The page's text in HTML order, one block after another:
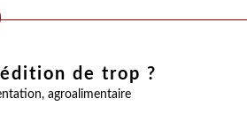
de trop ?
, agroalimentaire